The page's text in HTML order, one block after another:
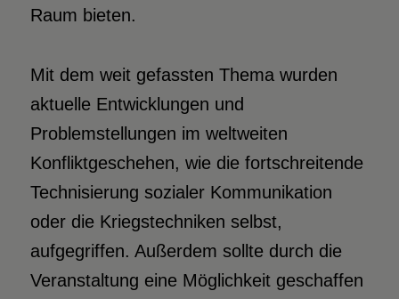
Raum bieten.
Mit dem weit gefassten Thema wurden
aktuelle Entwicklungen und
Problemstellungen im weltweiten
Konfliktgeschehen, wie die fortschreitende
Technisierung sozialer Kommunikation
oder die Kriegstechniken selbst,
aufgegriffen. Außerdem sollte durch die
Veranstaltung eine Möglichkeit geschaffen